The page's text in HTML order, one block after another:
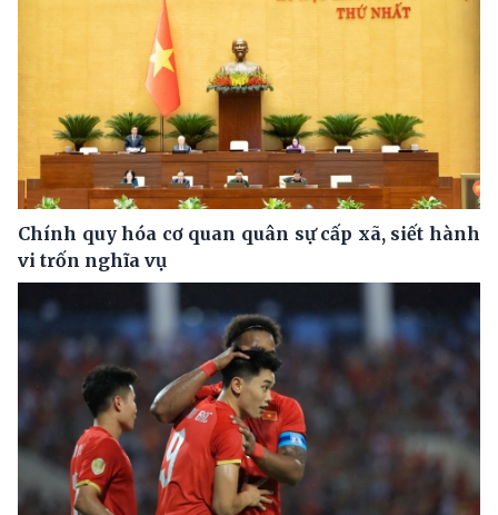
Chính quy hóa cơ quan quân sự cấp xã, siết hành
vi trốn nghĩa vụ